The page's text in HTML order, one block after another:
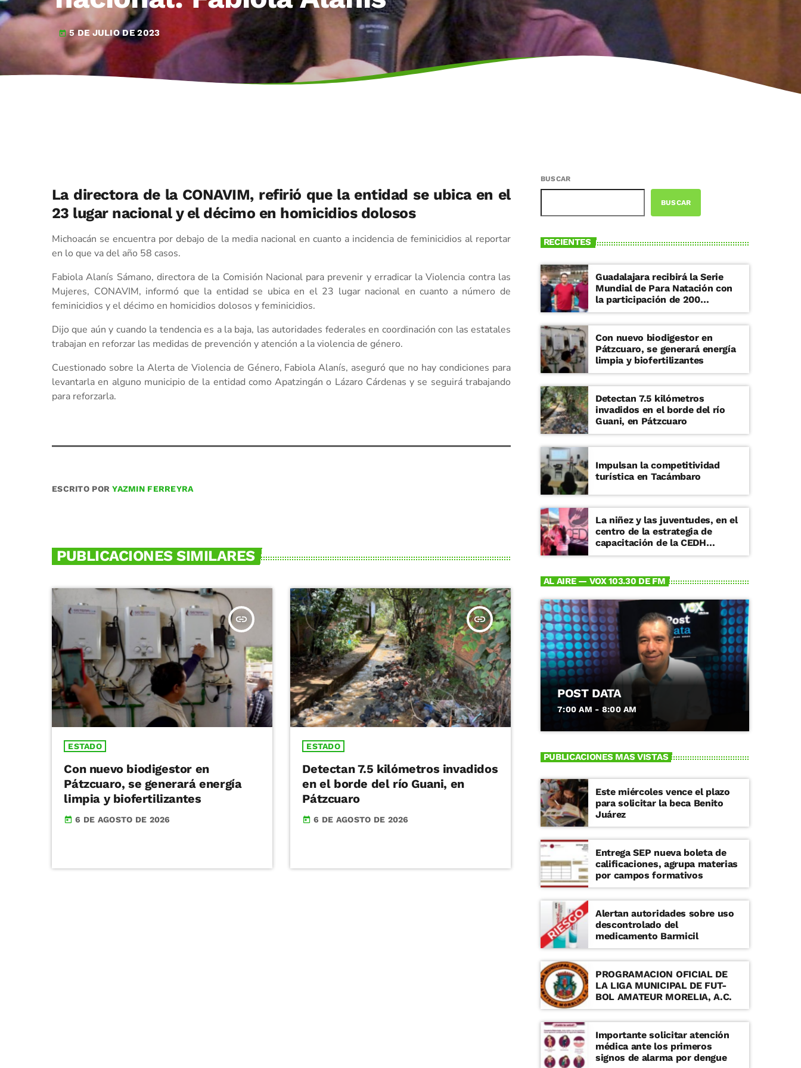
today 5 DE JULIO DE 2023
La directora de la CONAVIM, refirió que la entidad se ubica en el
23 lugar nacional y el décimo en homicidios dolosos
Michoacán se encuentra por debajo de la media nacional en cuanto a incidencia de feminicidios al reportar
en lo que va del año 58 casos.
Fabiola Alanís Sámano, directora de la Comisión Nacional para prevenir y erradicar la Violencia contra las
Mujeres, CONAVIM, informó que la entidad se ubica en el 23 lugar nacional en cuanto a número de
feminicidios y el décimo en homicidios dolosos y feminicidios.
Dijo que aún y cuando la tendencia es a la baja, las autoridades federales en coordinación con las estatales
trabajan en reforzar las medidas de prevención y atención a la violencia de género.
Cuestionado sobre la Alerta de Violencia de Género, Fabiola Alanís, aseguró que no hay condiciones para
levantarla en alguno municipio de la entidad como Apatzingán o Lázaro Cárdenas y se seguirá trabajando
para reforzarla.
ESCRITO PORYAZMIN FERREYRA
PUBLICACIONES SIMILARES
insert_link
ESTADO
Con nuevo biodigestor en
Pátzcuaro, se generará energía
limpia y biofertilizantes
today 6 DE AGOSTO DE 2026
insert_link
ESTADO
Detectan 7.5 kilómetros invadidos
en el borde del río Guani, en
Pátzcuaro
today 6 DE AGOSTO DE 2026
BUSCAR
BUSCAR
RECIENTES
Guadalajara recibirá la Serie
Mundial de Para Natación con
la participación de 200
deportistas
Con nuevo biodigestor en
Pátzcuaro, se generará energía
limpia y biofertilizantes
Detectan 7.5 kilómetros
invadidos en el borde del río
Guani, en Pátzcuaro
Impulsan la competitividad
turística en Tacámbaro
La niñez y las juventudes, en el
centro de la estrategia de
capacitación de la CEDH
Michoacán
AL AIRE — VOX 103.30 DE FM
POST DATA
7:00 AM - 8:00 AM
PUBLICACIONES MAS VISTAS
Este miércoles vence el plazo
para solicitar la beca Benito
Juárez
Entrega SEP nueva boleta de
calificaciones, agrupa materias
por campos formativos
Alertan autoridades sobre uso
descontrolado del
medicamento Barmicil
PROGRAMACION OFICIAL DE
LA LIGA MUNICIPAL DE FUT-
BOL AMATEUR MORELIA, A.C.
Importante solicitar atención
médica ante los primeros
signos de alarma por dengue